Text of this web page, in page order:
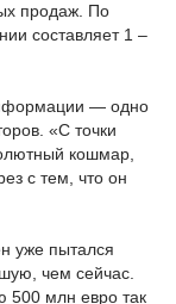
продаж. По
составляет 1 –
— одно
«С точки
кошмар,
с тем, что он
уже пытался
чем сейчас.
500 млн евро так